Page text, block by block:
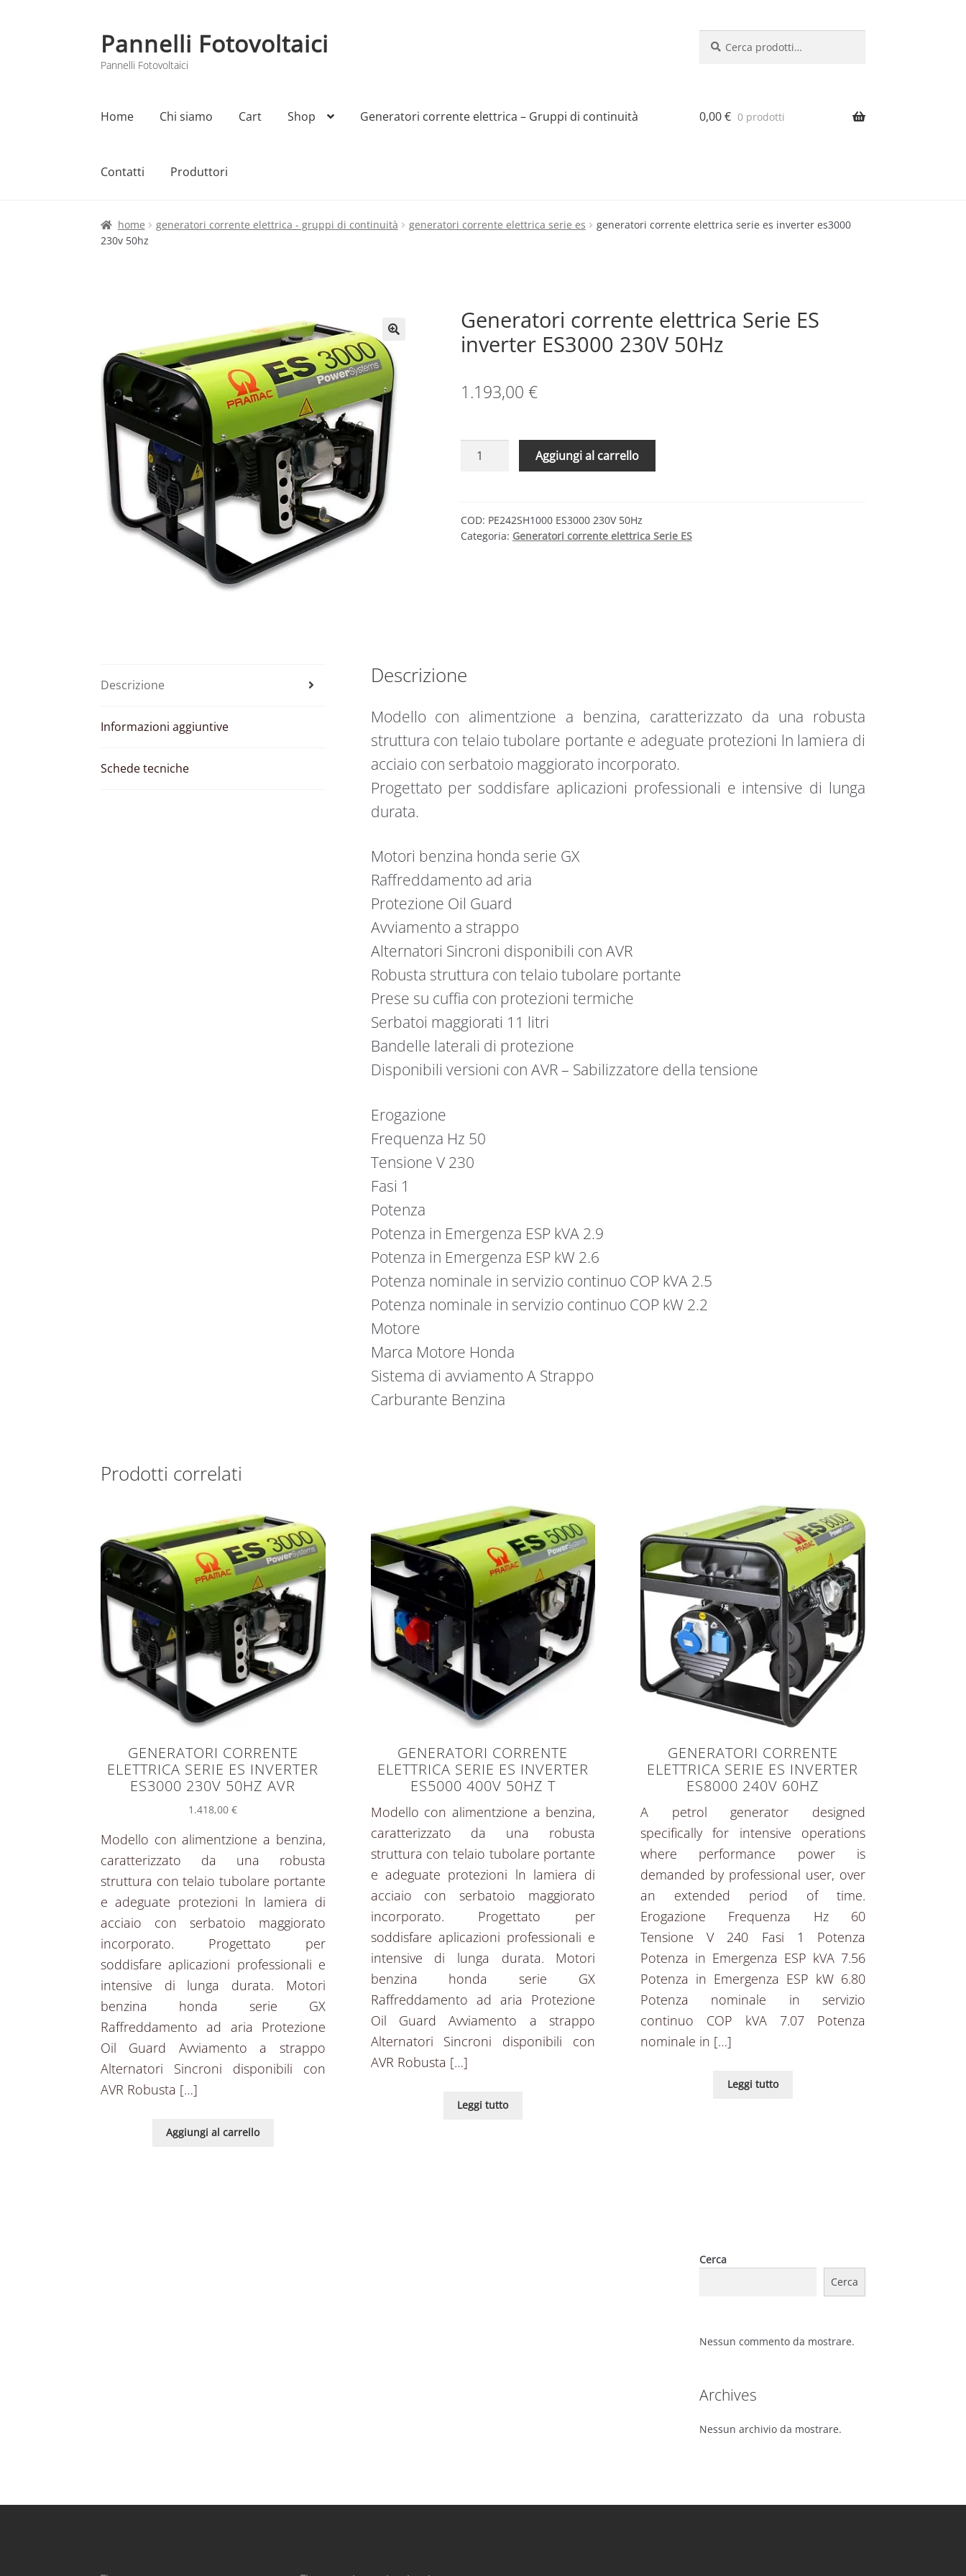
Vai
alla
navigazione
Vai
al
contenuto
Pannelli Fotovoltaici
Pannelli Fotovoltaici
Home Chi siamo Cart Shop Generatori corrente elettrica – Gruppi di continuità
Contatti Produttori
Home Cart Checkout Chi siamo Contatti My account Produttori Sample Page Shop
0,00€ 0 prodotti
home generatori corrente elettrica - gruppi di continuità generatori corrente elettrica serie es
generatori corrente elettrica serie es inverter es3000
230v 50hz
Generatori corrente elettrica Serie ES
inverter ES3000 230V 50Hz
1.193,00 €
Generatori
ES
inverter
Aggiungi al carrello
COD: PE242SH1000 ES3000 230V 50Hz
Categoria: Generatori corrente elettrica Serie ES
Descrizione
Informazioni aggiuntive
Schede tecniche
Descrizione
Modello con alimentzione a benzina, caratterizzato da una robusta
struttura con telaio tubolare portante e adeguate protezioni ln lamiera di
acciaio con serbatoio maggiorato incorporato.
Progettato per soddisfare aplicazioni professionali e intensive di lunga
durata.
Motori benzina honda serie GX
Raffreddamento ad aria
Protezione Oil Guard
Avviamento a strappo
Alternatori Sincroni disponibili con AVR
Robusta struttura con telaio tubolare portante
Prese su cuffia con protezioni termiche
Serbatoi maggiorati 11 litri
Bandelle laterali di protezione
Disponibili versioni con AVR – Sabilizzatore della tensione
Erogazione
Frequenza Hz 50
Tensione V 230
Fasi 1
Potenza
Potenza in Emergenza ESP kVA 2.9
Potenza in Emergenza ESP kW 2.6
Potenza nominale in servizio continuo COP kVA 2.5
Potenza nominale in servizio continuo COP kW 2.2
Motore
Marca Motore Honda
Sistema di avviamento A Strappo
Carburante Benzina
Prodotti correlati
GENERATORI CORRENTE
ELETTRICA SERIE ES INVERTER
ES3000 230V 50HZ AVR
1.418,00€
Modello con alimentzione a benzina,
caratterizzato da una robusta
struttura con telaio tubolare portante
e adeguate protezioni ln lamiera di
acciaio con serbatoio maggiorato
incorporato. Progettato per
soddisfare aplicazioni professionali e
intensive di lunga durata. Motori
benzina honda serie GX
Raffreddamento ad aria Protezione
Oil Guard Avviamento a strappo
Alternatori Sincroni disponibili con
AVR Robusta […]
Aggiungi al carrello
GENERATORI CORRENTE
ELETTRICA SERIE ES INVERTER
ES5000 400V 50HZ T
Modello con alimentzione a benzina,
caratterizzato da una robusta
struttura con telaio tubolare portante
e adeguate protezioni ln lamiera di
acciaio con serbatoio maggiorato
incorporato. Progettato per
soddisfare aplicazioni professionali e
intensive di lunga durata. Motori
benzina honda serie GX
Raffreddamento ad aria Protezione
Oil Guard Avviamento a strappo
Alternatori Sincroni disponibili con
AVR Robusta […]
Leggi tutto
GENERATORI CORRENTE
ELETTRICA SERIE ES INVERTER
ES8000 240V 60HZ
A petrol generator designed
specifically for intensive operations
where performance power is
demanded by professional user, over
an extended period of time.
Erogazione Frequenza Hz 60
Tensione V 240 Fasi 1 Potenza
Potenza in Emergenza ESP kVA 7.56
Potenza in Emergenza ESP kW 6.80
Potenza nominale in servizio
continuo COP kVA 7.07 Potenza
nominale in […]
Leggi tutto
Cerca
Cerca
Nessun commento da mostrare.
Archives
Nessun archivio da mostrare.